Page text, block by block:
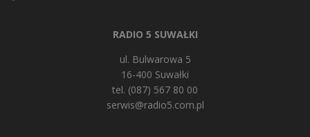
RADIO 5 SUWAŁKI
ul. Bulwarowa 5
16-400 Suwałki
tel. (087) 567 80 00
serwis@radio5.com.pl